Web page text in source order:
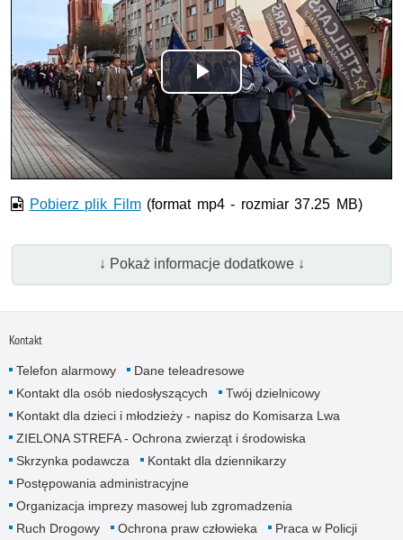
Odtwórz
wideo
Pobierz plik Film(format mp4 - rozmiar 37.25 MB)
↓ Pokaż informacje dodatkowe ↓
Kontakt
Telefon alarmowy
Dane teleadresowe
Kontakt dla osób niedosłyszących
Twój dzielnicowy
Kontakt dla dzieci i młodzieży - napisz do Komisarza Lwa
ZIELONA STREFA - Ochrona zwierząt i środowiska
Skrzynka podawcza
Kontakt dla dziennikarzy
Postępowania administracyjne
Organizacja imprezy masowej lub zgromadzenia
Ruch Drogowy
Ochrona praw człowieka
Praca w Policji